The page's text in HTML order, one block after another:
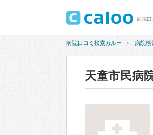
病院
病院口コミ検索カルー 病院検
天童市民病